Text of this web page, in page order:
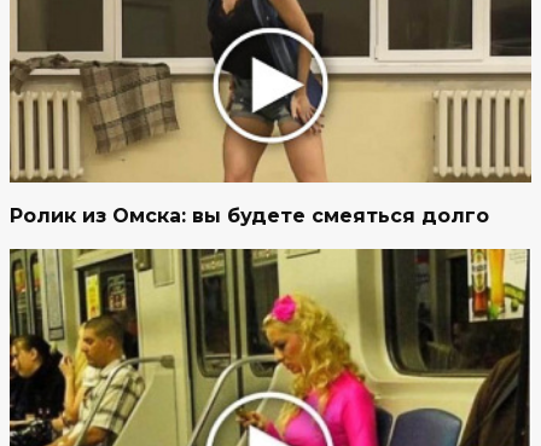
Ролик из Омска: вы будете смеяться долго